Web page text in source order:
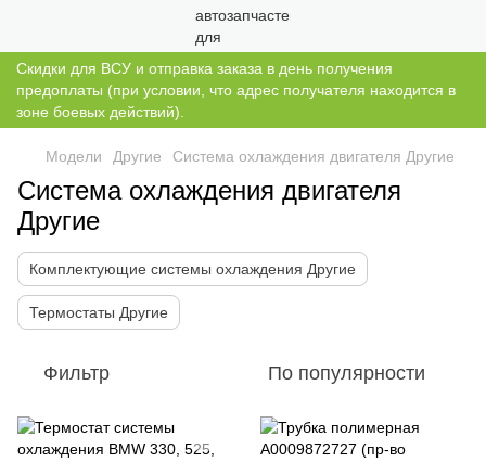
Скидки для ВСУ и отправка заказа в день получения
предоплаты (при условии, что адрес получателя находится в
зоне боевых действий).
Модели Другие Система охлаждения двигателя Другие
Система охлаждения двигателя
Другие
Комплектующие системы охлаждения Другие
Термостаты Другие
Фильтр По популярности